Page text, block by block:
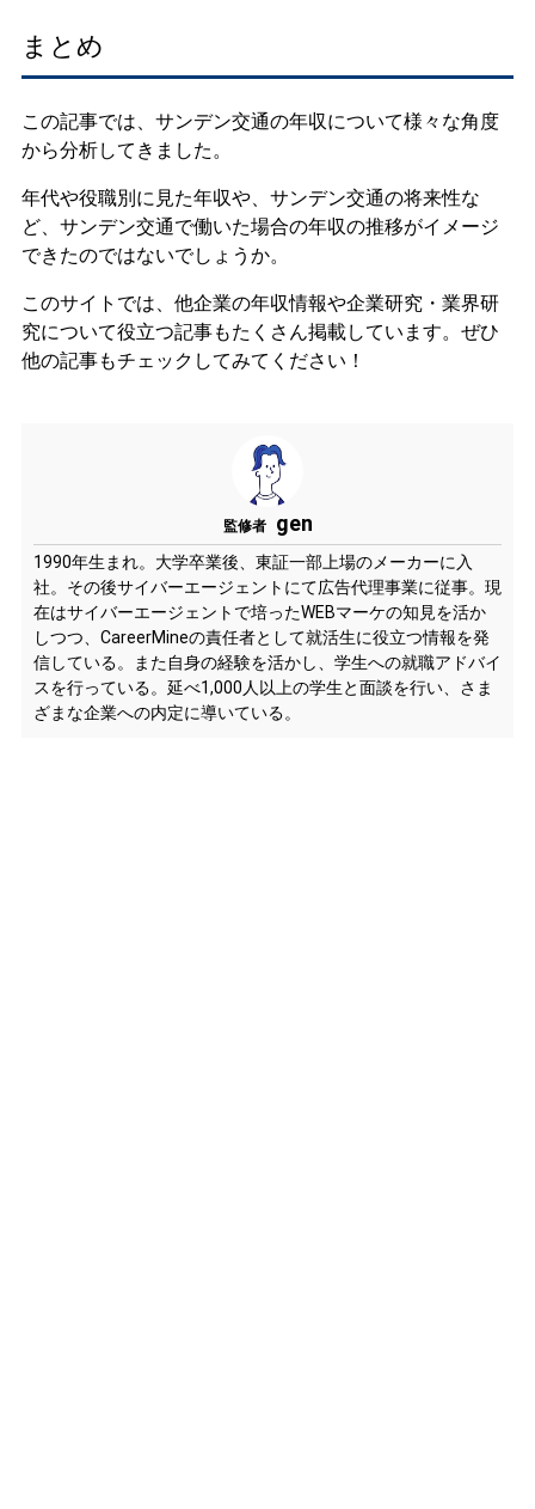
まとめ
この記事では、サンデン交通の年収について様々な角度
から分析してきました。
年代や役職別に見た年収や、サンデン交通の将来性な
ど、サンデン交通で働いた場合の年収の推移がイメージ
できたのではないでしょうか。
このサイトでは、他企業の年収情報や企業研究・業界研
究について役立つ記事もたくさん掲載しています。ぜひ
他の記事もチェックしてみてください！
監修者 gen
1990年生まれ。大学卒業後、東証一部上場のメーカーに入
社。その後サイバーエージェントにて広告代理事業に従事。現
在はサイバーエージェントで培ったWEBマーケの知見を活か
しつつ、CareerMineの責任者として就活生に役立つ情報を発
信している。また自身の経験を活かし、学生への就職アドバイ
スを行っている。延べ1,000人以上の学生と面談を行い、さま
ざまな企業への内定に導いている。